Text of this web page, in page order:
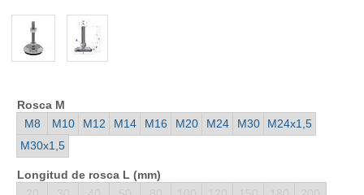
Rosca M
M8 M10 M12 M14 M16 M20 M24 M30
M24x1,5
M30x1,5
Longitud de rosca L (mm)